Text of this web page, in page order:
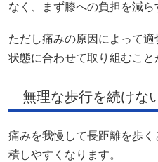
なく、まず膝への負担を減ら
ただし痛みの原因によって
状態に合わせて取り組むこと
無理な歩行を続けな
痛みを我慢して長距離を歩
積しやすくなります。